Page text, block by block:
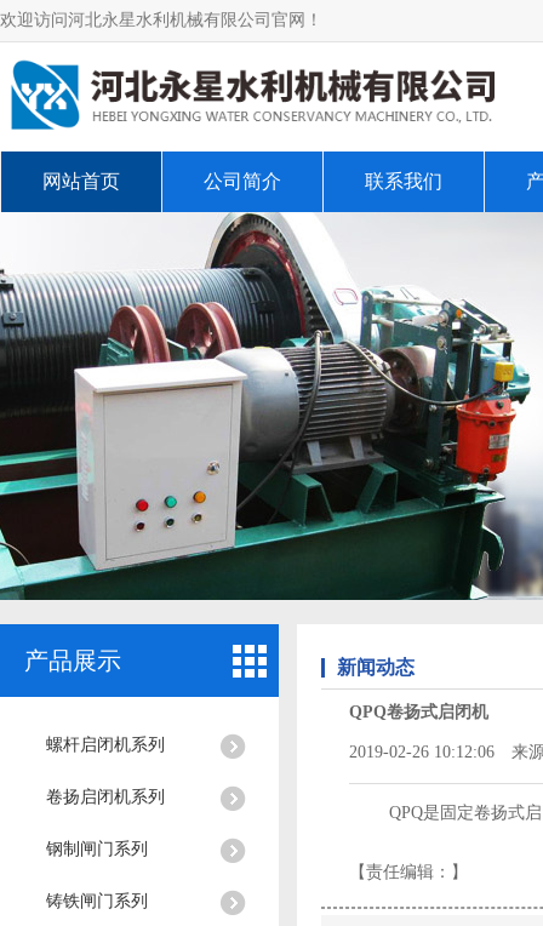
欢迎访问河北永星水利机械有限公司官网！
网站首页 公司简介 联系我们
产品展示
螺杆启闭机系列
卷扬启闭机系列
钢制闸门系列
铸铁闸门系列
新闻动态
QPQ卷扬式启闭机
2019-02-26 10:12:06 来
QPQ是固定卷扬式
【责任编辑： 】